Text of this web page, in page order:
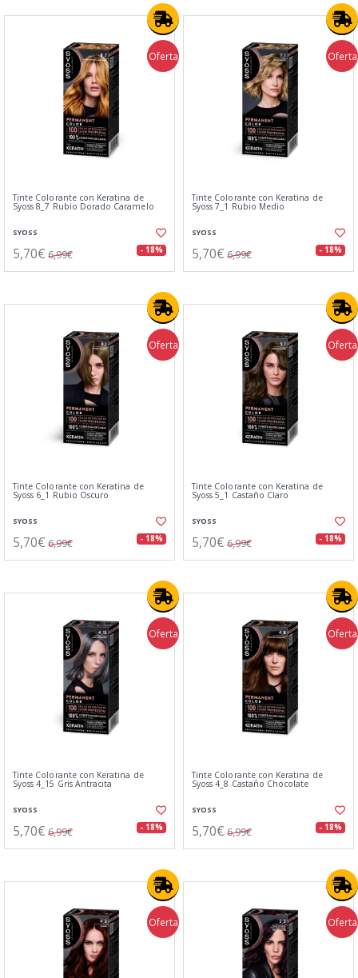
Oferta
Tinte Colorante con Keratina de
Syoss 8_7 Rubio Dorado Caramelo
SYOSS
5,70€ 6,99€ - 18%
Oferta
Tinte Colorante con Keratina de
Syoss 7_1 Rubio Medio
SYOSS
5,70€ 6,99€ - 18%
Oferta
Tinte Colorante con Keratina de
Syoss 6_1 Rubio Oscuro
SYOSS
5,70€ 6,99€ - 18%
Oferta
Tinte Colorante con Keratina de
Syoss 5_1 Castaño Claro
SYOSS
5,70€ 6,99€ - 18%
Oferta
Tinte Colorante con Keratina de
Syoss 4_15 Gris Antracita
SYOSS
5,70€ 6,99€ - 18%
Oferta
Tinte Colorante con Keratina de
Syoss 4_8 Castaño Chocolate
SYOSS
5,70€ 6,99€ - 18%
Oferta Oferta